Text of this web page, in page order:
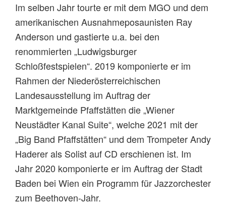
Im selben Jahr tourte er mit dem MGO und dem
amerikanischen Ausnahmeposaunisten Ray
Anderson und gastierte u.a. bei den
renommierten „Ludwigsburger
Schloßfestspielen“. 2019 komponierte er im
Rahmen der Niederösterreichischen
Landesausstellung im Auftrag der
Marktgemeinde Pfaffstätten die „Wiener
Neustädter Kanal Suite“, welche 2021 mit der
„Big Band Pfaffstätten“ und dem Trompeter Andy
Haderer als Solist auf CD erschienen ist. Im
Jahr 2020 komponierte er im Auftrag der Stadt
Baden bei Wien ein Programm für Jazzorchester
zum Beethoven-Jahr.